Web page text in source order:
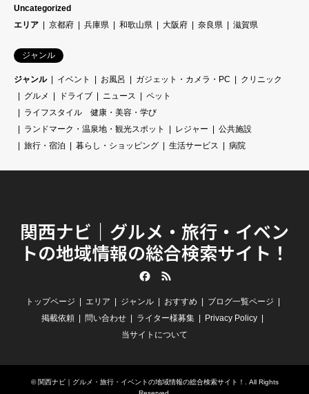
Uncategorized
エリア
京都府 兵庫県 和歌山県 大阪府 奈良県 滋賀県
ジャンル
ジャンル イベント お風呂 ガジェット・カメラ・PC
クリニック
グルメ
ドライブ ニュース
ペット
ライフスタイル 健康・美容・学び
ランドマーク・温泉地・観光スポット
レジャー
公共施設
旅行・宿泊
暮らし・ショッピング 生活サービス 病院
関西ナビ｜グルメ・旅行・イベン
トの地域情報の総合検索サイト！
トップページ エリア ジャンル おすすめ
ブログ一覧ページ
掲載依頼
問い合わせ ライター様募集
Privacy Policy
当サイトについて
© 関西ナビ｜グルメ・旅行・イベントの地域情報の総合検索サイト！ . All Rights